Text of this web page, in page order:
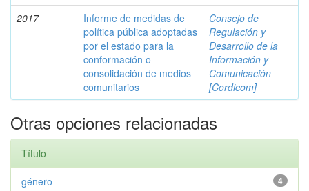
2017
Informe de medidas de
política pública adoptadas
por el estado para la
conformación o
consolidación de medios
comunitarios
Consejo de
Regulación y
Desarrollo de la
Información y
Comunicación
[Cordicom]
Otras opciones relacionadas
Título
4
género